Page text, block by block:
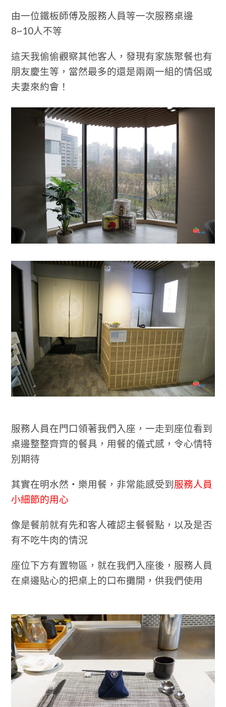
由一位鐵板師傅及服務人員等一次服務桌邊
8~10人不等
這天我偷偷觀察其他客人，發現有家族聚餐也有
朋友慶生等，當然最多的還是兩兩一組的情侶或
夫妻來約會！
服務人員在門口領著我們入座，一走到座位看到
桌邊整整齊齊的餐具，用餐的儀式感，令心情特
別期待
其實在明水然・樂用餐，非常能感受到 服務人員
小細節的用心
像是餐前就有先和客人確認主餐餐點，以及是否
有不吃牛肉的情況
座位下方有置物區，就在我們入座後，服務人員
在桌邊貼心的把桌上的口布攤開，供我們使用